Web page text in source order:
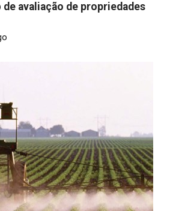
de avaliação de propriedades